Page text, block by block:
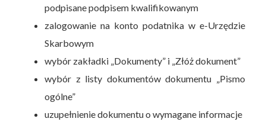
podpisane podpisem kwalifikowanym
zalogowanie na konto podatnika w e-Urzędzie
Skarbowym
wybór zakładki „Dokumenty” i „Złóż dokument”
wybór z listy dokumentów dokumentu „Pismo
ogólne”
uzupełnienie dokumentu o wymagane informacje